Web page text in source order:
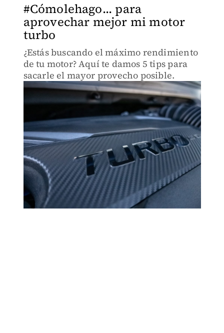
#Cómolehago... para
aprovechar mejor mi motor
turbo
¿Estás buscando el máximo rendimiento
de tu motor? Aquí te damos 5 tips para
sacarle el mayor provecho posible.